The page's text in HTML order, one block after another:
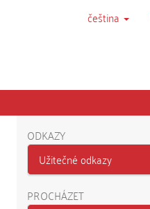
čeština
ODKAZY
Užitečné odkazy
PROCHÁZET